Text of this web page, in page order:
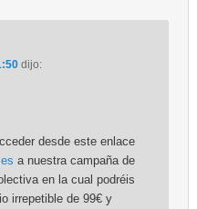
dijo:
desde este enlace
a nuestra campaña de
en la cual podréis
irrepetible de 99€ y